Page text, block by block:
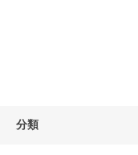
分類